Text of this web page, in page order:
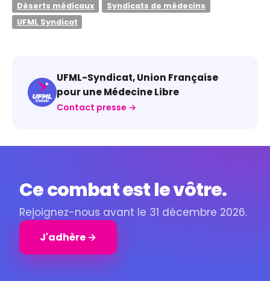
Déserts médicaux
Syndicats de médecins
UFML Syndicat
UFML-Syndicat, Union Française
pour une Médecine Libre
Contact presse →
Ce combat est le vôtre.
Rejoignez-nous avant le 31 décembre 2026.
J'adhère →